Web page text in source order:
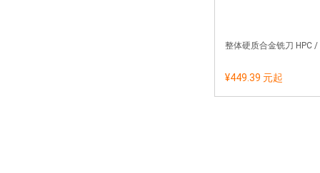
整体硬质合金铣刀 HPC /
¥449.39 元起